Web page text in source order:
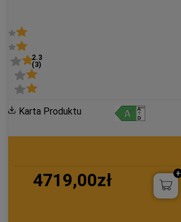
2.3
(3)
Karta Produktu
4719,00zł